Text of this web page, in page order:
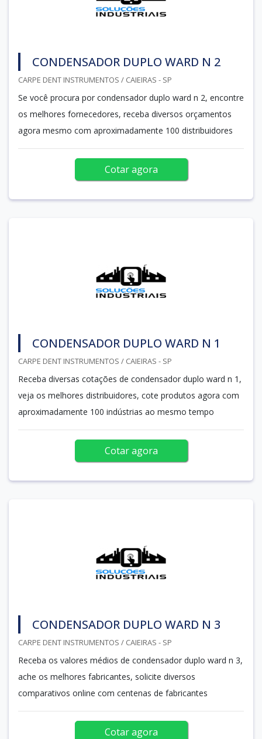
CONDENSADOR DUPLO WARD N 2
CARPE DENT INSTRUMENTOS / CAIEIRAS - SP
Se você procura por condensador duplo ward n 2, encontre
os melhores fornecedores, receba diversos orçamentos
agora mesmo com aproximadamente 100 distribuidores
Cotar agora
CONDENSADOR DUPLO WARD N 1
CARPE DENT INSTRUMENTOS / CAIEIRAS - SP
Receba diversas cotações de condensador duplo ward n 1,
veja os melhores distribuidores, cote produtos agora com
aproximadamente 100 indústrias ao mesmo tempo
Cotar agora
CONDENSADOR DUPLO WARD N 3
CARPE DENT INSTRUMENTOS / CAIEIRAS - SP
Receba os valores médios de condensador duplo ward n 3,
ache os melhores fabricantes, solicite diversos
comparativos online com centenas de fabricantes
Cotar agora